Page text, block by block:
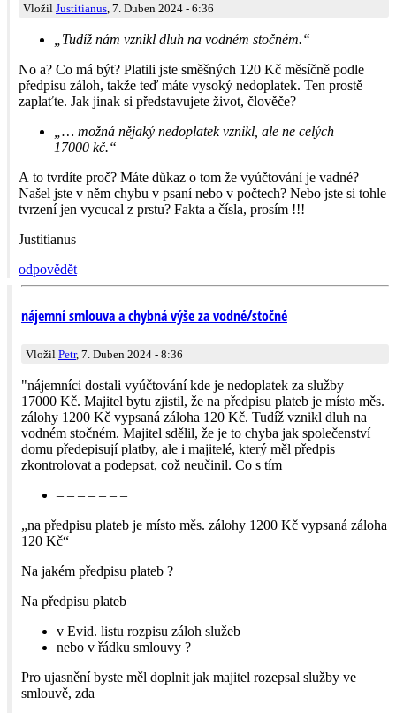
Vložil Justitianus, 7. Duben 2024 - 6:36
„Tudíž nám vznikl dluh na vodném stočném.“
No a? Co má být? Platili jste směšných 120 Kč měsíčně podle
předpisu záloh, takže teď máte vysoký nedoplatek. Ten prostě
zaplaťte. Jak jinak si představujete život, člověče?
„… možná nějaký nedoplatek vznikl, ale ne celých
17000 kč.“
A to tvrdíte proč? Máte důkaz o tom že vyúčtování je vadné?
Našel jste v něm chybu v psaní nebo v počtech? Nebo jste si tohle
tvrzení jen vycucal z prstu? Fakta a čísla, prosím !!!
Justitianus
odpovědět
nájemní smlouva a chybná výše za vodné/stočné
Vložil Petr, 7. Duben 2024 - 8:36
"nájemníci dostali vyúčtování kde je nedoplatek za služby
17000 Kč. Majitel bytu zjistil, že na předpisu plateb je místo měs.
zálohy 1200 Kč vypsaná záloha 120 Kč. Tudíž vznikl dluh na
vodném stočném. Majitel sdělil, že je to chyba jak společenství
domu předepisují platby, ale i majitelé, který měl předpis
zkontrolovat a podepsat, což neučinil. Co s tím
– – – – – – –
„na předpisu plateb je místo měs. zálohy 1200 Kč vypsaná záloha
120 Kč“
Na jakém předpisu plateb ?
Na předpisu plateb
v Evid. listu rozpisu záloh služeb
nebo v řádku smlouvy ?
Pro ujasnění byste měl doplnit jak majitel rozepsal služby ve
smlouvě, zda